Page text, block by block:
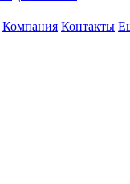
Компания Контакты